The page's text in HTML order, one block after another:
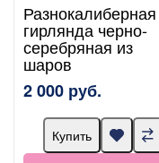
Разнокалиберная
гирлянда черно-
серебряная из
шаров
2 000 руб.
Купить